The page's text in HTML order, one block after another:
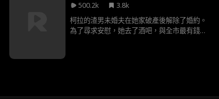
500.2k
3.8k
柯拉的渣男未婚夫在她家破產後解除了婚約。
為了尋求安慰，她去了酒吧，與全市最有錢的